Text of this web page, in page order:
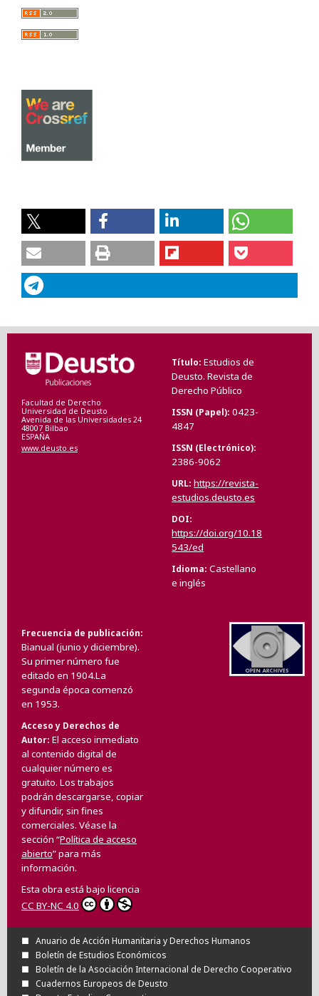
Facultad de Derecho
Universidad de Deusto
Avenida de las Universidades 24
48007 Bilbao
ESPAÑA
www.deusto.es
Título Estudios de
Deusto. Revista de
Derecho Público
ISSN (Papel) 0423-
4847
ISSN (Electrónico)
2386-9062
URL https://revista-
estudios.deusto.es
DOI
https://doi.org/10.18
543/ed
Idioma Castellano
e inglés
Frecuencia de publicación
Bianual (junio y diciembre).
Su primer número fue
editado en 1904.La
segunda época comenzó
en 1953.
Acceso y Derechos de
Autor El acceso inmediato
al contenido digital de
cualquier número es
gratuito. Los trabajos
podrán descargarse, copiar
y difundir, sin fines
comerciales. Véase la
sección “Política de acceso
abierto” para más
información.
Esta obra está bajo licencia
CC BY-NC 4.0
Anuario de Acción Humanitaria y Derechos Humanos
Boletín de Estudios Económicos
Boletín de la Asociación Internacional de Derecho Cooperativo
Cuadernos Europeos de Deusto